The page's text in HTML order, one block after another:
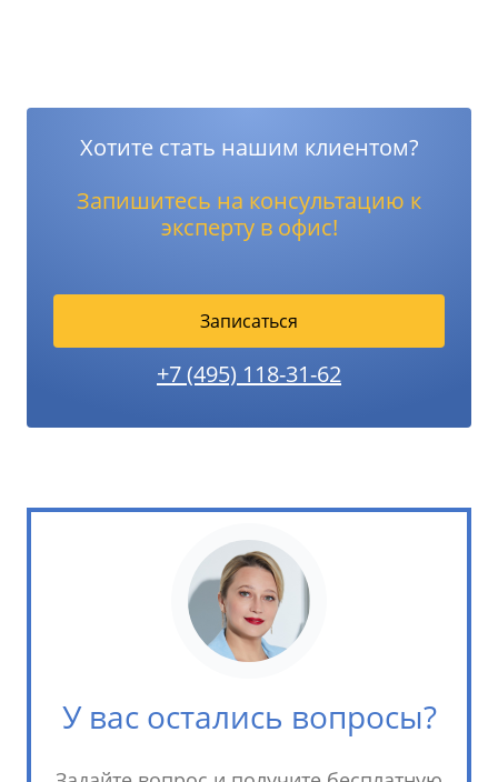
Хотите стать нашим клиентом?
Запишитесь на консультацию к
эксперту в офис!
Записаться
+7 (495) 118-31-62
У вас остались вопросы?